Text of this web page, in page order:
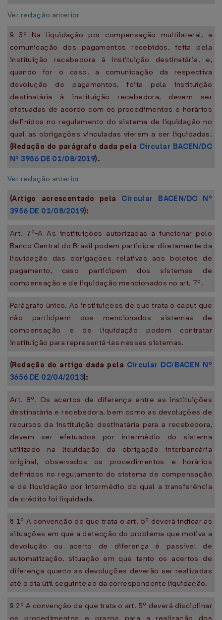
Ver redação anterior
§ 3º Na liquidação por compensação multilateral, a
comunicação dos pagamentos recebidos, feita pela
instituição recebedora à instituição destinatária, e,
quando for o caso, a comunicação da respectiva
devolução de pagamentos, feita pela instituição
destinatária à instituição recebedora, devem ser
efetuadas de acordo com os procedimentos e horários
definidos no regulamento do sistema de liquidação no
qual as obrigações vinculadas vierem a ser liquidadas.
(Redação do parágrafo dada pela Circular BACEN/DC
Nº 3956 DE 01/08/2019).
Ver redação anterior
(Artigo acrescentado pela Circular BACEN/DC Nº
3956 DE 01/08/2019):
Art. 7º-A As instituições autorizadas a funcionar pelo
Banco Central do Brasil podem participar diretamente da
liquidação das obrigações relativas aos boletos de
pagamento, caso participem dos sistemas de
compensação e de liquidação mencionados no art. 7º.
Parágrafo único. As instituições de que trata o caput que
não participem dos mencionados sistemas de
compensação e de liquidação podem contratar
instituição para representá-las nesses sistemas.
(Redação do artigo dada pela Circular DC/BACEN Nº
3656 DE 02/04/2013):
Art. 8º. Os acertos de diferença entre as instituições
destinatária e recebedora, bem como as devoluções de
recursos da instituição destinatária para a recebedora,
devem ser efetuados por intermédio do sistema
utilizado na liquidação da obrigação interbancária
original, observados os procedimentos e horários
definidos no regulamento do sistema de compensação
e de liquidação por intermédio do qual a transferência
de crédito foi liquidada.
§ 1º A convenção de que trata o art. 5º deverá indicar as
situações em que a detecção do problema que motiva a
devolução ou acerto de diferença é passível de
automatização, situação em que tanto os acertos de
diferença quanto as devoluções deverão ser realizadas
até o dia útil seguinte ao da correspondente liquidação.
§ 2º A convenção de que trata o art. 5º deverá disciplinar
os procedimentos e prazos para a realização dos